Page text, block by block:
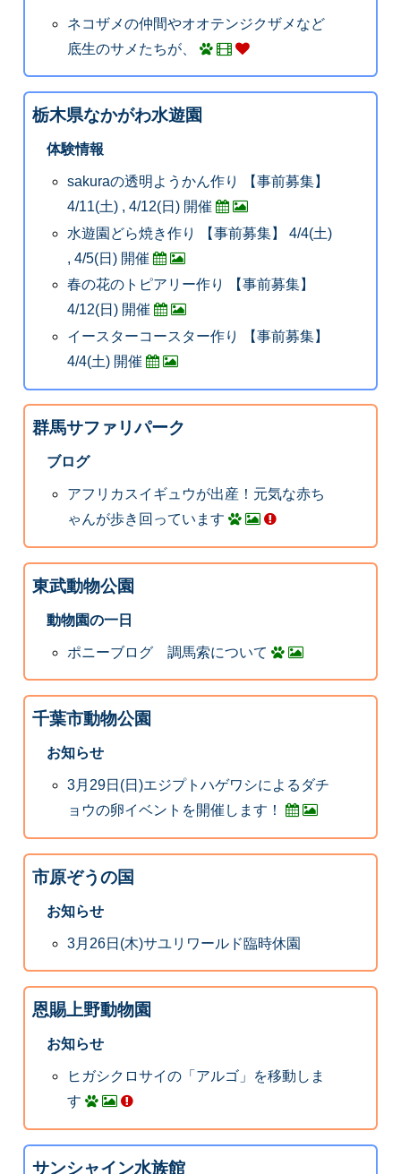
ネコザメの仲間やオオテンジクザメなど
底生のサメたちが、
栃木県なかがわ水遊園
体験情報
sakuraの透明ようかん作り 【事前募集】
4/11(土) , 4/12(日) 開催
水遊園どら焼き作り 【事前募集】 4/4(土)
, 4/5(日) 開催
春の花のトピアリー作り 【事前募集】
4/12(日) 開催
イースターコースター作り 【事前募集】
4/4(土) 開催
群馬サファリパーク
ブログ
アフリカスイギュウが出産！元気な赤ち
ゃんが歩き回っています
東武動物公園
動物園の一日
ポニーブログ 調馬索について
千葉市動物公園
お知らせ
3月29日(日)エジプトハゲワシによるダチ
ョウの卵イベントを開催します！
市原ぞうの国
お知らせ
3月26日(木)サユリワールド臨時休園
恩賜上野動物園
お知らせ
ヒガシクロサイの「アルゴ」を移動しま
す
サンシャイン水族館